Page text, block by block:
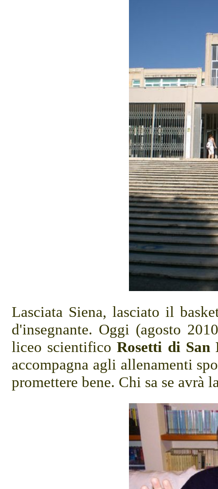
Lasciata Siena, lasciato il
d'insegnante. Oggi (agosto
liceo scientificoRosetti di San
accompagna agli allenamenti
promettere bene. Chi sa se avrà